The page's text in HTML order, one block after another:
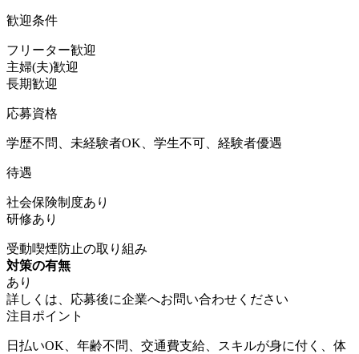
歓迎条件
フリーター歓迎
主婦(夫)歓迎
長期歓迎
応募資格
学歴不問、未経験者OK、学生不可、経験者優遇
待遇
社会保険制度あり
研修あり
受動喫煙防止の取り組み
対策の有無
あり
詳しくは、応募後に企業へお問い合わせください
注目ポイント
日払いOK、年齢不問、交通費支給、スキルが身に付く、体